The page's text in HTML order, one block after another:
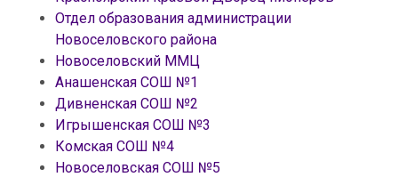
Отдел образования администрации
Новоселовского района
Новоселовский ММЦ
Анашенская СОШ №1
Дивненская СОШ №2
Игрышенская СОШ №3
Комская СОШ №4
Новоселовская СОШ №5